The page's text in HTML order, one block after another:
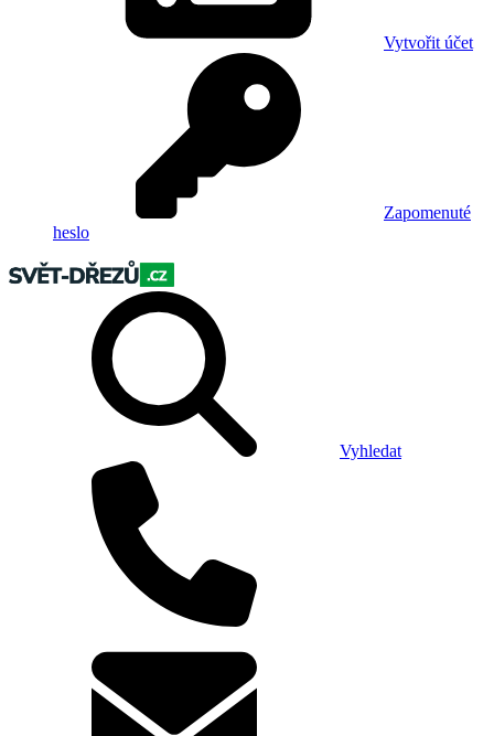
Vytvořit účet
Zapomenuté
heslo
Vyhledat